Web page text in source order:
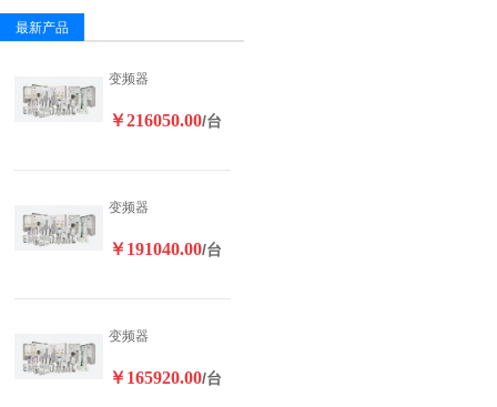
最新产品
变频器
￥216050.00/台
变频器
￥191040.00/台
变频器
￥165920.00/台